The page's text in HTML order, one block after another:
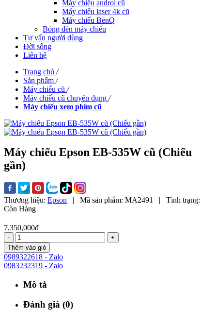
Máy chiếu androi cũ
Máy chiếu laser 4k cũ
Máy chiếu BenQ
Bóng đèn máy chiếu
Tư vấn người dùng
Đời sống
Liên hệ
Trang chủ /
Sản phẩm /
Máy chiếu cũ /
Máy chiếu cũ chuyên dụng /
Máy chiếu xem phim cũ
Máy chiếu Epson EB-535W cũ (Chiếu
gần)
Thương hiệu: Epson | Mã sản phẩm: MA2491 |
Tình trạng:
Còn Hàng
7,350,000đ
-
+
Thêm vào giỏ
0989322618 - Zalo
0983232319 - Zalo
Mô tả
Đánh giá (0)